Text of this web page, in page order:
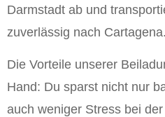
Darmstadt ab und
zuverlässig nach Cartagena.
Die Vorteile unserer
Hand: Du sparst nicht nur
auch weniger Stress bei